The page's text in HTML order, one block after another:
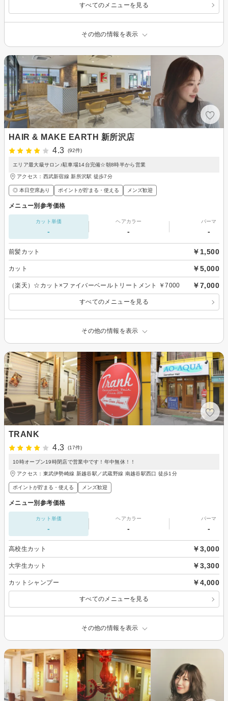
すべてのメニューを見る
その他の情報を表示
HAIR & MAKE EARTH 新所沢店
4.3
(92件)
エリア最大級サロン♪駐車場14台完備☆朝8時半から営業
アクセス：西武新宿線 新所沢駅 徒歩7分
◎ 本日空席あり ポイントが貯まる・使える メンズ歓迎
メニュー別参考価格
カット単価
-
ヘアカラー
-
パーマ
-
前髪カット ￥1,500
カット ￥5,000
（楽天）☆カット×ファイバーベールトリートメント ￥7000 ￥7,000
すべてのメニューを見る
その他の情報を表示
TRANK
4.3
(17件)
10時オープン19時閉店で営業中です！年中無休！！
アクセス：東武伊勢崎線 新越谷駅／武蔵野線 南越谷駅西口 徒歩1分
ポイントが貯まる・使える メンズ歓迎
メニュー別参考価格
カット単価
-
ヘアカラー
-
パーマ
-
高校生カット ￥3,000
大学生カット ￥3,300
カットシャンプー ￥4,000
すべてのメニューを見る
その他の情報を表示